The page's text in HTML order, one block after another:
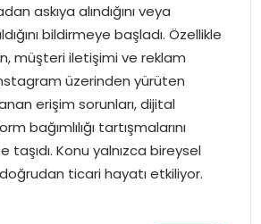
askıya alındığını veya
bildirmeye başladı. Özellikle
müşteri iletişimi ve reklam
üzerinden yürüten
erişim sorunları, dijital
bağımlılığı tartışmalarını
Konu yalnızca bireysel
doğrudan ticari hayatı etkiliyor.